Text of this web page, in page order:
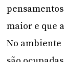
maior e que
No ambiente